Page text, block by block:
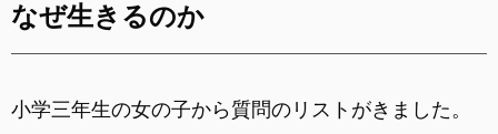
なぜ生きるのか
小学三年生の女の子から質問のリストがきました。